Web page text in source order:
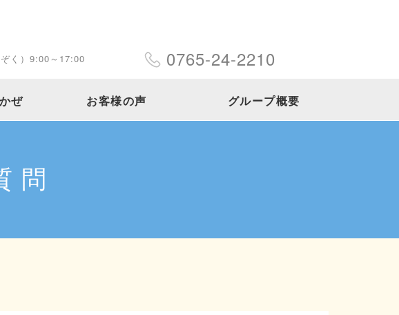
く）9:00～17:00 0765-24-2210
ぜ お客様の声 グループ概要
問